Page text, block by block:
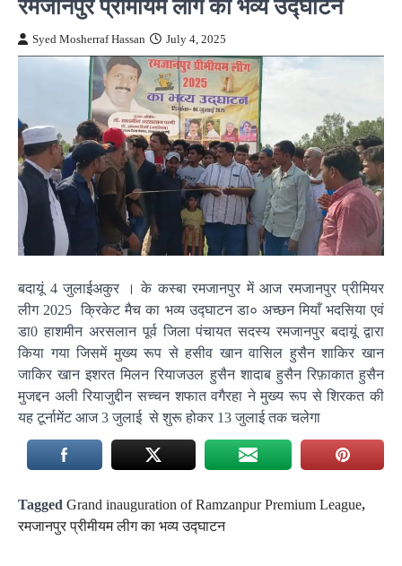
Syed Mosherraf Hassan July 4, 2025
बदायूं 4 जुलाईअकुर । के कस्बा रमजानपुर में आज रमजानपुर प्रीमियर
लीग 2025 क्रिकेट मैच का भव्य उद्घाटन डा० अच्छन मियाँ भदसिया एवं
डा0 हाशमीन अरसलान पूर्व जिला पंचायत सदस्य रमजानपुर बदायूं द्वारा
किया गया जिसमें मुख्य रूप से हसीव खान वासिल हुसैन शाकिर खान
जाकिर खान इशरत मिलन रियाजउल हुसैन शादाब हुसैन रिफ़ाकात हुसैन
मुजद्दन अली रियाजुद्दीन सच्चन शफात वगैरहा ने मुख्य रूप से शिरकत की
यह टूर्नामेंट आज 3 जुलाई से शुरू होकर 13 जुलाई तक चलेगा
Tagged Grand inauguration of Ramzanpur Premium League,
रमजानपुर प्रीमीयम लीग का भव्य उद्घाटन